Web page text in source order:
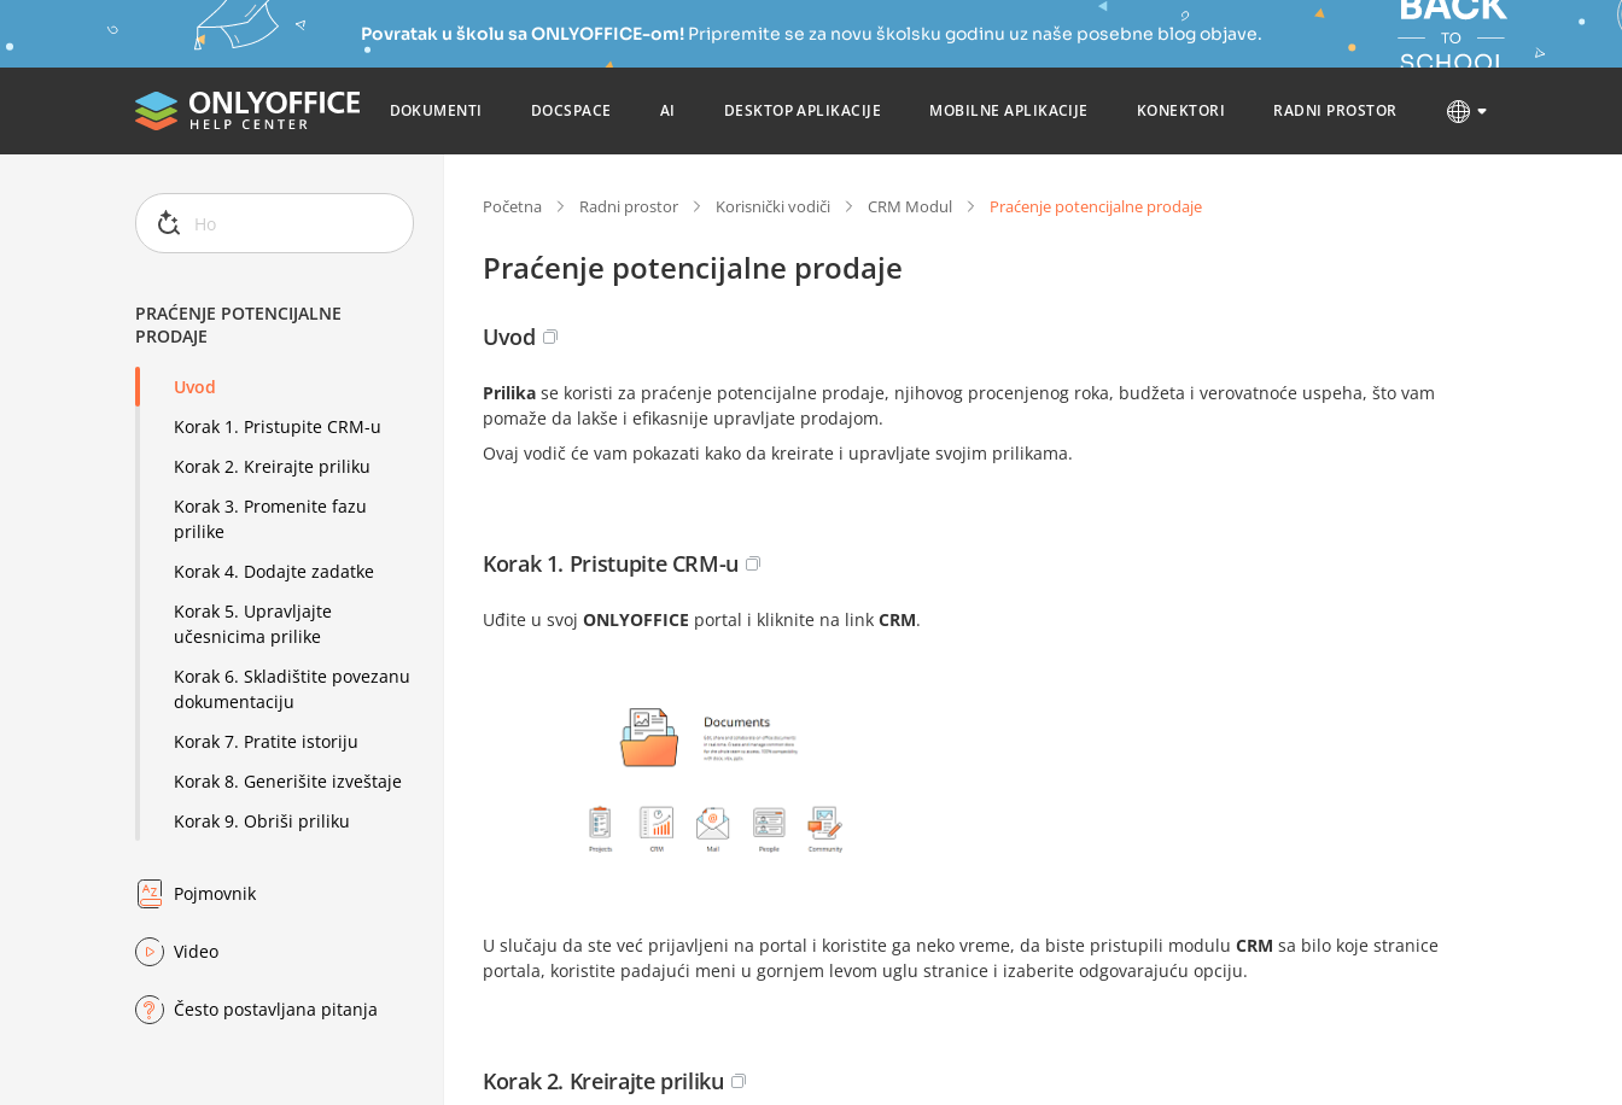
Povratak u školu sa ONLYOFFICE-om!Pripremite se za novu školsku godinu uz naše posebne blog objave.
DOKUMENTI DOCSPACE AI DESKTOP APLIKACIJE MOBILNE APLIKACIJE KONEKTORI RADNI PROSTOR
PRAĆENJE POTENCIJALNE
PRODAJE
Uvod
Korak 1. Pristupite CRM-u
Korak 2. Kreirajte priliku
Korak 3. Promenite fazu
prilike
Korak 4. Dodajte zadatke
Korak 5. Upravljajte
učesnicima prilike
Korak 6. Skladištite povezanu
dokumentaciju
Korak 7. Pratite istoriju
Korak 8. Generišite izveštaje
Korak 9. Obriši priliku
Pojmovnik
Video
Često postavljana pitanja
Početna Radni prostor Korisnički vodiči CRM Modul Praćenje potencijalne prodaje
Praćenje potencijalne prodaje
Uvod
Prilika se koristi za praćenje potencijalne prodaje, njihovog procenjenog roka, budžeta i verovatnoće uspeha, što vam
pomaže da lakše i efikasnije upravljate prodajom.
Ovaj vodič će vam pokazati kako da kreirate i upravljate svojim prilikama.
Korak 1. Pristupite CRM-u
Uđite u svoj ONLYOFFICE portal i kliknite na link CRM.
U slučaju da ste već prijavljeni na portal i koristite ga neko vreme, da biste pristupili modulu CRM sa bilo koje stranice
portala, koristite padajući meni u gornjem levom uglu stranice i izaberite odgovarajuću opciju.
Korak 2. Kreirajte priliku